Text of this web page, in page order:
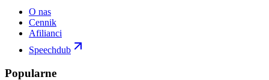
O nas
Cennik
Afilianci
Speechdub
Popularne